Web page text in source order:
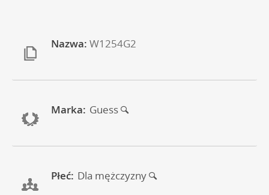
Nazwa: W1254G2
Marka: Guess
Płeć: Dla mężczyzny